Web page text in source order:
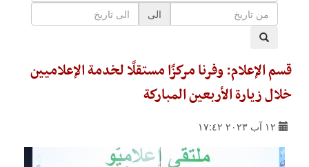
الى
قسم الإعلام: وفرنا مركزًا مستقلًا لخدمة الإعلاميين
خلال زيارة الأربعين المباركة
١٢ آب ٢٠٢٣ ١٧:٤٢